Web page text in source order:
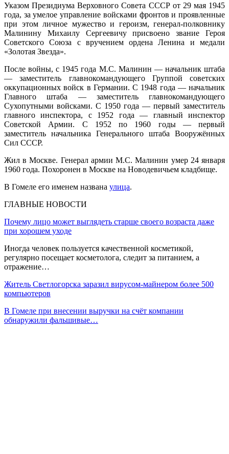
Указом Президиума Верховного Совета СССР от 29 мая 1945
года, за умелое управление войсками фронтов и проявленные
при этом личное мужество и героизм, генерал-полковнику
Малинину Михаилу Сергеевичу присвоено звание Героя
Советского Союза с вручением ордена Ленина и медали
«Золотая Звезда».
После войны, с 1945 года М.С. Малинин — начальник штаба
— заместитель главнокомандующего Группой советских
оккупационных войск в Германии. С 1948 года — начальник
Главного штаба — заместитель главнокомандующего
Сухопутными войсками. С 1950 года — первый заместитель
главного инспектора, с 1952 года — главный инспектор
Советской Армии. С 1952 по 1960 годы — первый
заместитель начальника Генерального штаба Вооружённых
Сил СССР.
Жил в Москве. Генерал армии М.С. Малинин умер 24 января
1960 года. Похоронен в Москве на Новодевичьем кладбище.
В Гомеле его именем названа улица.
ГЛАВНЫЕ НОВОСТИ
Почему лицо может выглядеть старше своего возраста даже
при хорошем уходе
Иногда человек пользуется качественной косметикой,
регулярно посещает косметолога, следит за питанием, а
отражение…
Житель Светлогорска заразил вирусом-майнером более 500
компьютеров
В Гомеле при внесении выручки на счёт компании
обнаружили фальшивые…